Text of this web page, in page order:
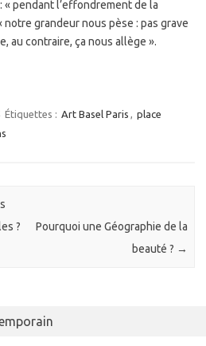
pendant l’effondrement de la
notre grandeur nous pèse : pas grave
au contraire, ça nous allège ».
Étiquettes : Art Basel Paris , place
?
Pourquoi une Géographie de la
beauté ? →